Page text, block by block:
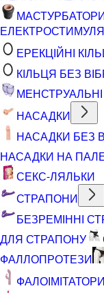
ЕРЕКЦІЙНІ
КІЛЬЦЯ БЕЗ
НАСАДКИ
НАСАДКИ БЕЗ
НАСАДКИ НА
СЕКС-ЛЯЛЬКИ
СТРАПОНИ
БЕЗРЕМІННІ
ДЛЯ СТРАПОНУ
ФАЛЛОПРОТЕЗИ
ФАЛОІМІТАТОРИ